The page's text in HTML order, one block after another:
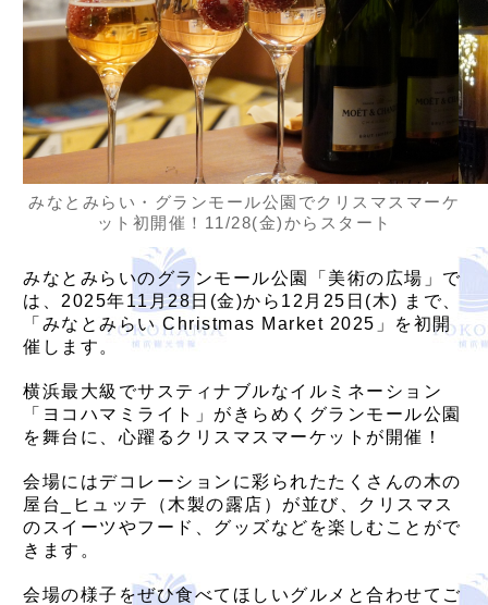
みなとみらい・グランモール公園でクリスマスマーケ
ット初開催！11/28(金)からスタート
みなとみらいのグランモール公園「美術の広場」で
は、2025年11月28日(金)から12月25日(木) まで、
「みなとみらい Christmas Market 2025」を初開
催します。
横浜最大級でサスティナブルなイルミネーション
「ヨコハマミライト」がきらめくグランモール公園
を舞台に、心躍るクリスマスマーケットが開催！
会場にはデコレーションに彩られたたくさんの木の
屋台_ヒュッテ（木製の露店）が並び、クリスマス
のスイーツやフード、グッズなどを楽しむことがで
きます。
会場の様子をぜひ食べてほしいグルメと合わせてご